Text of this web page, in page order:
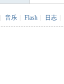
音乐 Flash 日志